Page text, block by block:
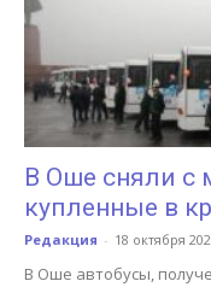
Кыргызстана
В Оше сняли с
купленные в
Редакция - 18 октября
В Оше автобусы,